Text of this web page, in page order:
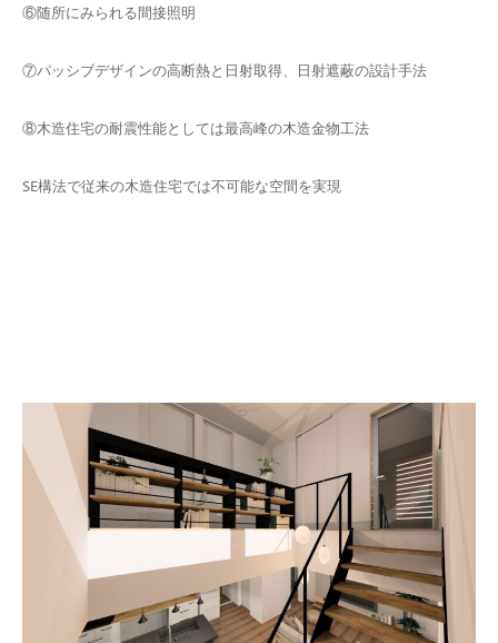
⑥随所にみられる間接照明
⑦パッシブデザインの高断熱と日射取得、日射遮蔽の設計手法
⑧木造住宅の耐震性能としては最高峰の木造金物工法
SE構法で従来の木造住宅では不可能な空間を実現